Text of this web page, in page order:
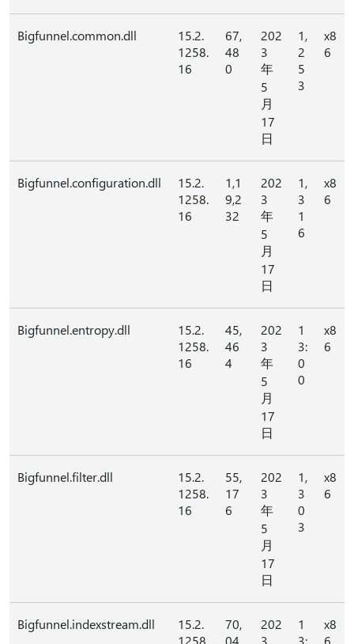
Bigfunnel.common.dll
15.2.
1258.
16
67,
48
0
202
3
年
5
月
17
日
1,
2
5
3
x8
6
Bigfunnel.configuration.dll
15.2.
1258.
16
1,1
9,2
32
202
3
年
5
月
17
日
1,
3
1
6
x8
6
Bigfunnel.entropy.dll
15.2.
1258.
16
45,
46
4
202
3
年
5
月
17
日
1
3:
0
0
x8
6
Bigfunnel.filter.dll
15.2.
1258.
16
55,
17
6
202
3
年
5
月
17
日
1,
3
0
3
x8
6
Bigfunnel.indexstream.dll
15.2.
1258.
70,
04
202
3
1
3:
x8
6